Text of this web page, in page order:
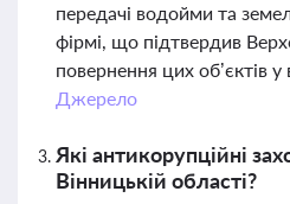
передачі водойми та
фірмі, що підтвердив
повернення цих об’єктів
Джерело
Які антикорупційні
Вінницькій області?